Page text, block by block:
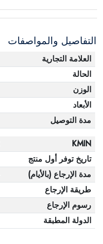
التفاصيل والمواصفات
العلامة التجارية
الحالة
الوزن
الأبعاد
مدة التوصيل
KMIN
تاريخ توفر أول منتج
مدة الإرجاع (بالأيام)
طريقة الإرجاع
رسوم الإرجاع
الدولة المطبقة